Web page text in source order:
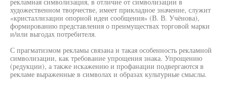
художественном творчестве, имеет прикладное значение, служит
«кристаллизации опорной идеи сообщения» (В. В. Учёнова),
формированию представления о преимуществах торговой марки
и/или выгодах потребителя.
С прагматизмом рекламы связана и такая особенность рекламной
символизации, как требование упрощения знака. Упрощению
(редукции), а также искажению и профанации подвергаются в
рекламе выраженные в символах и образах культурные смыслы.